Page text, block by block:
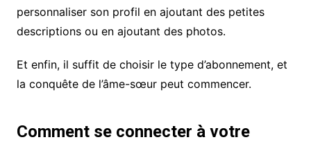
personnaliser son profil en ajoutant des petites
descriptions ou en ajoutant des photos.
Et enfin, il suffit de choisir le type d’abonnement, et
la conquête de l’âme-sœur peut commencer.
Comment se connecter à votre